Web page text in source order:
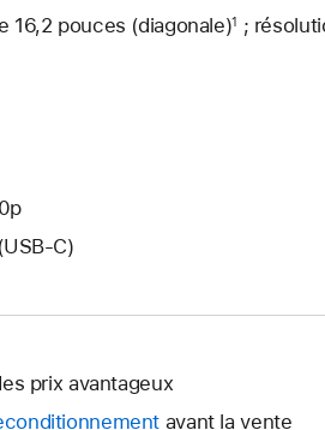
16,2 pouces (diagonale)1 ;
C)
prix avantageux
avant la vente